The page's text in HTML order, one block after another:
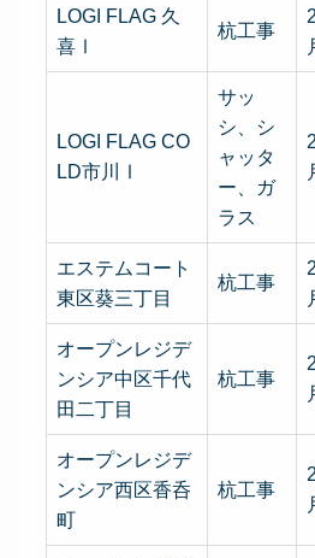
LOGI FLAG 久
喜Ⅰ
杭工事
LOGI FLAG CO
LD市川Ⅰ
サッ
シ、シ
ャッタ
ー、ガ
ラス
エステムコート
東区葵三丁目
杭工事
オープンレジデ
ンシア中区千代
田二丁目
杭工事
オープンレジデ
ンシア西区香呑
町
杭工事